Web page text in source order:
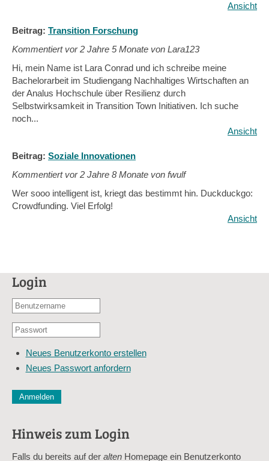
Ansicht
Beitrag: Transition Forschung
Kommentiert vor2 Jahre 5 Monate von Lara123
Hi, mein Name ist Lara Conrad und ich schreibe meine
Bachelorarbeit im Studiengang Nachhaltiges Wirtschaften an
der Analus Hochschule über Resilienz durch
Selbstwirksamkeit in Transition Town Initiativen. Ich suche
noch...
Ansicht
Beitrag: Soziale Innovationen
Kommentiert vor2 Jahre 8 Monate von fwulf
Wer sooo intelligent ist, kriegt das bestimmt hin. Duckduckgo:
Crowdfunding. Viel Erfolg!
Ansicht
Login
Benutzername
E-
Adresse
Passwort
Neues Benutzerkonto erstellen
Neues Passwort anfordern
Diese Sicherheitsfrage überprüft, ob Sie ein menschlicher
Sag mir nicht, wie viele Sternlein stehen
Hinweis zum Login
Falls du bereits auf der alten Homepage ein Benutzerkonto